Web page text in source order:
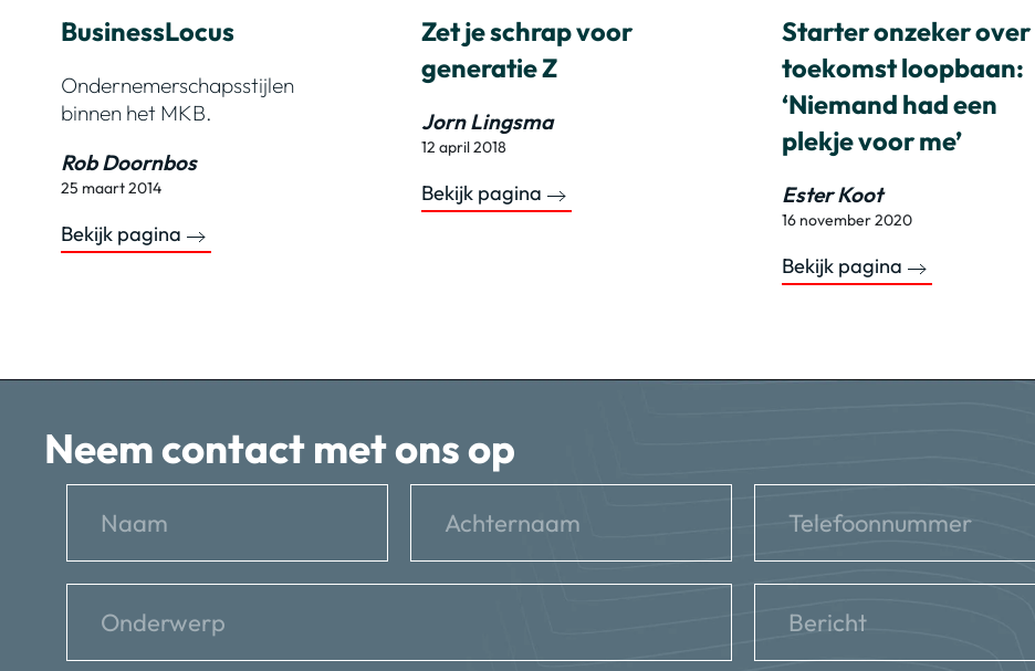
BusinessLocus
Ondernemerschapsstijlen
binnen het MKB.
Rob Doornbos
25 maart 2014
Bekijk pagina
Zet je schrap voor
generatie Z
Jorn Lingsma
12 april 2018
Bekijk pagina
Starter onzeker over
toekomst loopbaan:
‘Niemand had een
plekje voor me’
Ester Koot
16 november 2020
Bekijk pagina
Neem contact met ons op